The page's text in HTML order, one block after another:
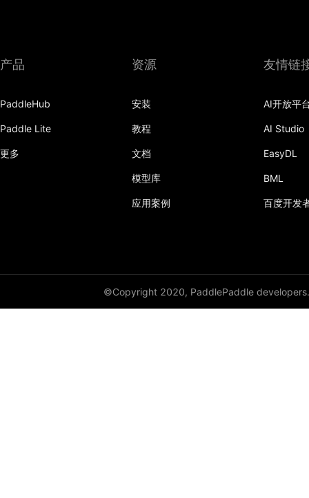
产品
PaddleHub
Paddle Lite
更多
资源
安装
教程
文档
模型库
应用案例
友情链
AI开放平
AI Studio
EasyDL
BML
百度开发
©Copyright 2020, PaddlePaddle developers.